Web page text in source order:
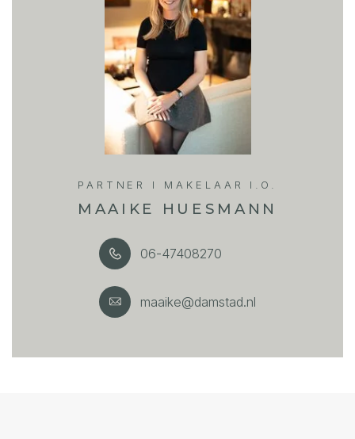
volgens de wet deskundige genoeg om alle zaken die
van belang zijn te kunnen overzien. Van toepassing zijn
de NVM voorwaarden.
PARTNER I MAKELAAR I.O.
MAAIKE HUESMANN
06-47408270
maaike@damstad.nl